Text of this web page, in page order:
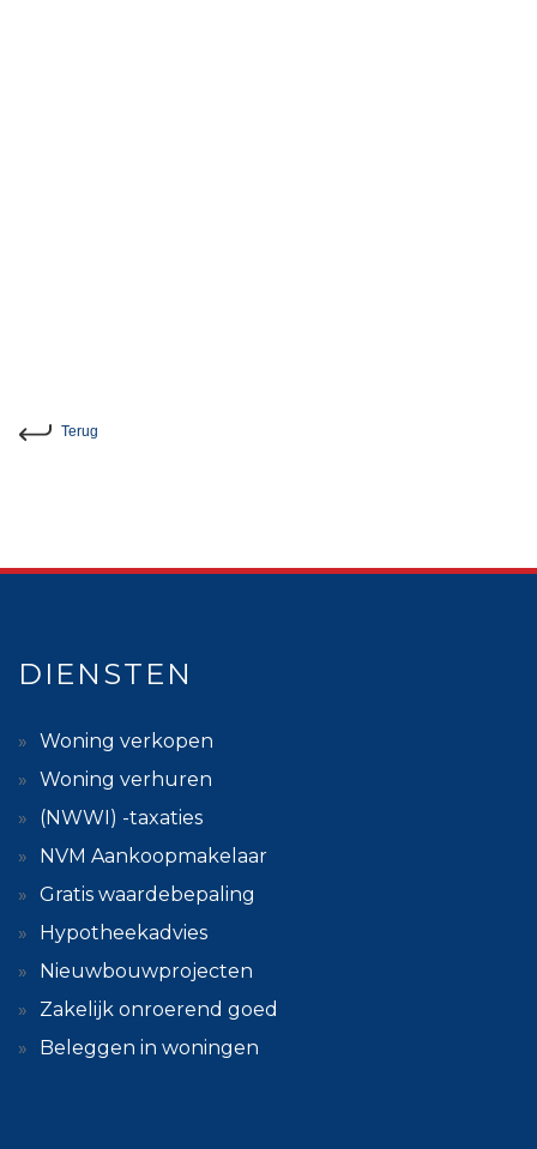
Terug
DIENSTEN
Woning verkopen
Woning verhuren
(NWWI) -taxaties
NVM Aankoopmakelaar
Gratis waardebepaling
Hypotheekadvies
Nieuwbouwprojecten
Zakelijk onroerend goed
Beleggen in woningen